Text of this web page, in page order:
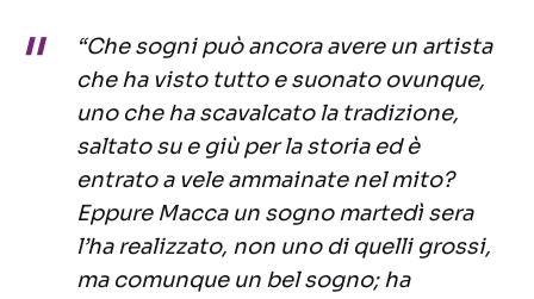
“Che sogni può ancora avere un artista
che ha visto tutto e suonato ovunque,
uno che ha scavalcato la tradizione,
saltato su e giù per la storia ed è
entrato a vele ammainate nel mito?
Eppure Macca un sogno martedì sera
l’ha realizzato, non uno di quelli grossi,
ma comunque un bel sogno; ha